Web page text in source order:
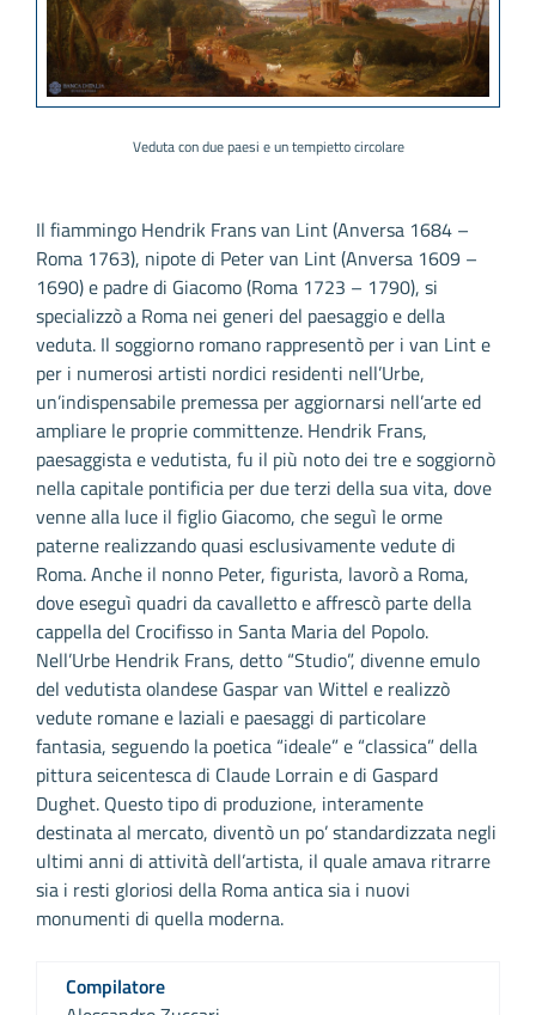
Veduta con due paesi e un tempietto circolare
Il fiammingo Hendrik Frans van Lint (Anversa 1684 –
Roma 1763), nipote di Peter van Lint (Anversa 1609 –
1690) e padre di Giacomo (Roma 1723 – 1790), si
specializzò a Roma nei generi del paesaggio e della
veduta. Il soggiorno romano rappresentò per i van Lint e
per i numerosi artisti nordici residenti nell’Urbe,
un’indispensabile premessa per aggiornarsi nell’arte ed
ampliare le proprie committenze. Hendrik Frans,
paesaggista e vedutista, fu il più noto dei tre e soggiornò
nella capitale pontificia per due terzi della sua vita, dove
venne alla luce il figlio Giacomo, che seguì le orme
paterne realizzando quasi esclusivamente vedute di
Roma. Anche il nonno Peter, figurista, lavorò a Roma,
dove eseguì quadri da cavalletto e affrescò parte della
cappella del Crocifisso in Santa Maria del Popolo.
Nell’Urbe Hendrik Frans, detto “Studio”, divenne emulo
del vedutista olandese Gaspar van Wittel e realizzò
vedute romane e laziali e paesaggi di particolare
fantasia, seguendo la poetica “ideale” e “classica” della
pittura seicentesca di Claude Lorrain e di Gaspard
Dughet. Questo tipo di produzione, interamente
destinata al mercato, diventò un po’ standardizzata negli
ultimi anni di attività dell’artista, il quale amava ritrarre
sia i resti gloriosi della Roma antica sia i nuovi
monumenti di quella moderna.
Compilatore